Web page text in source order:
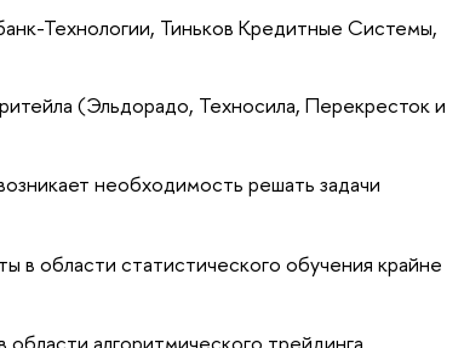
Технологии, Тиньков Кредитные Системы,
(Эльдорадо, Техносила, Перекресток и
необходимость решать задачи
в области статистического обучения крайне